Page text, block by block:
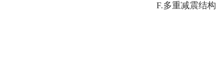
F.多重减震结